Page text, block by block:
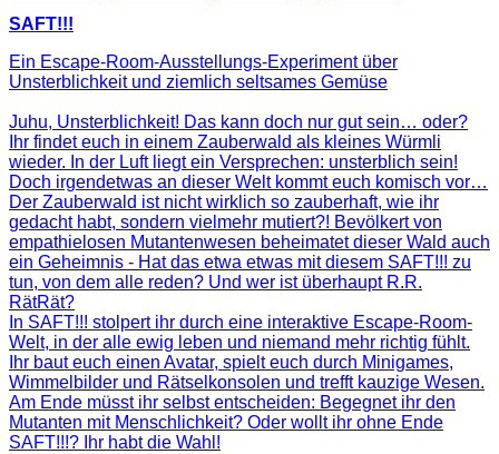
SAFT!!!
Ein Escape-Room-Ausstellungs-Experiment über
Unsterblichkeit und ziemlich seltsames Gemüse
Juhu, Unsterblichkeit! Das kann doch nur gut sein… oder?
Ihr findet euch in einem Zauberwald als kleines Würmli
wieder. In der Luft liegt ein Versprechen: unsterblich sein!
Doch irgendetwas an dieser Welt kommt euch komisch vor…
Der Zauberwald ist nicht wirklich so zauberhaft, wie ihr
gedacht habt, sondern vielmehr mutiert?! Bevölkert von
empathielosen Mutantenwesen beheimatet dieser Wald auch
ein Geheimnis - Hat das etwa etwas mit diesem SAFT!!! zu
tun, von dem alle reden? Und wer ist überhaupt R.R.
RätRät?
In SAFT!!! stolpert ihr durch eine interaktive Escape-Room-
Welt, in der alle ewig leben und niemand mehr richtig fühlt.
Ihr baut euch einen Avatar, spielt euch durch Minigames,
Wimmelbilder und Rätselkonsolen und trefft kauzige Wesen.
Am Ende müsst ihr selbst entscheiden: Begegnet ihr den
Mutanten mit Menschlichkeit? Oder wollt ihr ohne Ende
SAFT!!!? Ihr habt die Wahl!